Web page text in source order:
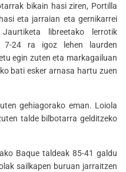
bikain hasi ziren, Portilla
eta jarraian eta gernikarrei
libreetako lerrotik
7-24 ra igoz lehen laurden
egin zuten eta markagailuan
bati esker arnasa hartu zuen
gehiagorako eman. Loiola
talde bilbotarra gelditzeko
Baque taldeak 85-41 galdu
sailkapen buruan jarraitzen